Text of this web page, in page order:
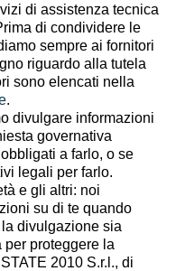
di assistenza tecnica
di condividere le
sempre ai fornitori
riguardo alla tutela
sono elencati nella
.
divulgare informazioni
governativa
a farlo, o se
legali per farlo.
e gli altri: noi
su di te quando
divulgazione sia
proteggere la
2010 S.r.l., di